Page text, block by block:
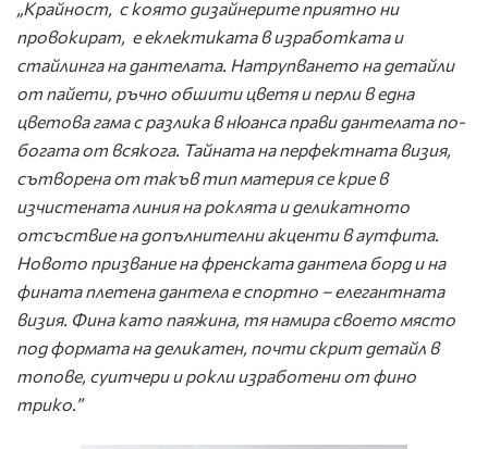
„Крайност, с която дизайнерите приятно ни
провокират, е еклектиката в изработката и
стайлинга на дантелата. Натрупването на детайли
от пайети, ръчно обшити цветя и перли в една
цветова гама с разлика в нюанса прави дантелата по-
богата от всякога. Тайната на перфектната визия,
сътворена от такъв тип материя се крие в
изчистената линия на роклята и деликатното
отсъствие на допълнителни акценти в аутфита.
Новото призвание на френската дантела борд и на
фината плетена дантела е спортно – елегантната
визия. Фина като паяжина, тя намира своето място
под формата на деликатен, почти скрит детайл в
топове, суитчери и рокли изработени от фино
трико.”